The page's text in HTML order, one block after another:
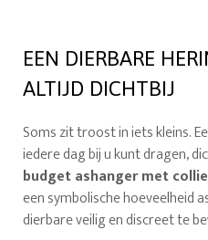
EEN DIERBARE
ALTIJD DICHTBIJ
Soms zit troost in iets kleins.
iedere dag bij u kunt dragen,
budget ashanger met
een symbolische hoeveelheid
dierbare veilig en discreet te